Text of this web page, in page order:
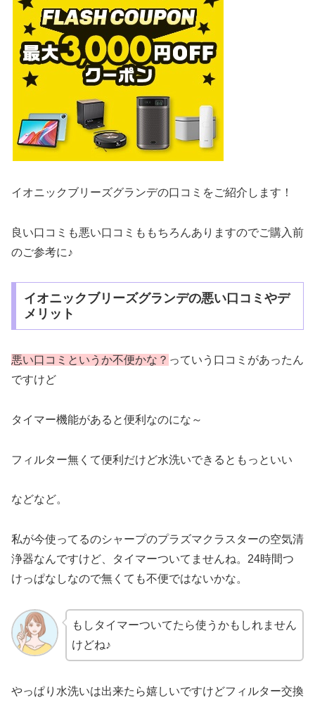
イオニックブリーズグランデの口コミをご紹介します！
良い口コミも悪い口コミももちろんありますのでご購入前
のご参考に♪
イオニックブリーズグランデの悪い口コミやデ
メリット
悪い口コミというか不便かな？ っていう口コミがあったん
ですけど
タイマー機能があると便利なのにな～
フィルター無くて便利だけど水洗いできるともっといい
などなど。
私が今使ってるのシャープのプラズマクラスターの空気清
浄器なんですけど、タイマーついてませんね。24時間つ
けっぱなしなので無くても不便ではないかな。
もしタイマーついてたら使うかもしれません
けどね♪
やっぱり水洗いは出来たら嬉しいですけどフィルター交換